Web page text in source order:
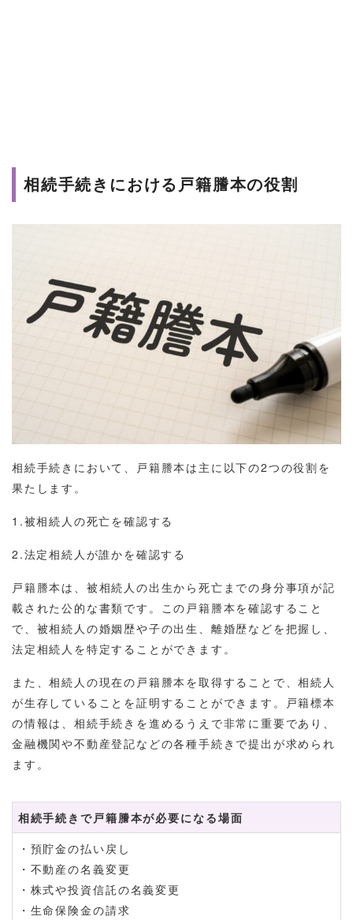
相続手続きにおける戸籍謄本の役割
相続手続きにおいて、戸籍謄本は主に以下の2つの役割を
果たします。
1.被相続人の死亡を確認する
2.法定相続人が誰かを確認する
戸籍謄本は、被相続人の出生から死亡までの身分事項が記
載された公的な書類です。この戸籍謄本を確認すること
で、被相続人の婚姻歴や子の出生、離婚歴などを把握し、
法定相続人を特定することができます。
また、相続人の現在の戸籍謄本を取得することで、相続人
が生存していることを証明することができます。戸籍標本
の情報は、相続手続きを進めるうえで非常に重要であり、
金融機関や不動産登記などの各種手続きで提出が求められ
ます。
相続手続きで戸籍謄本が必要になる場面
・預貯金の払い戻し
・不動産の名義変更
・株式や投資信託の名義変更
・生命保険金の請求